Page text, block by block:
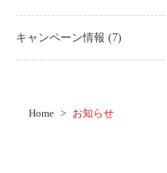
キャンペーン情報 (7)
Home お知らせ